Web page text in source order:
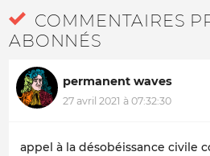
COMMENTAIRES
ABONNÉS
permanent waves
27 avril 2021 à 07:32:30
appel à la désobéissance civile